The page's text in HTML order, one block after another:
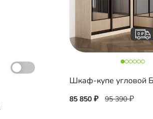
85 850 95 390